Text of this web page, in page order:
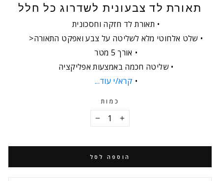
תאורת לד צבעונית לשדרוג כל חלל
תאורת לד חזקה וחסכונית
שלט אלחוטי מלא לשליטה על צבע ואפקט התאורה<
אורך 5 מטר
שליטה חכמה באמצעות אפליקציה
קרא/י עוד...
כמות
+
הוספה לסל